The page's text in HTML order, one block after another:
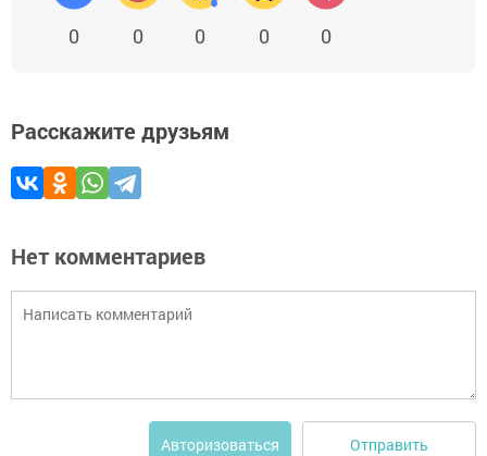
0 0 0 0 0
Расскажите друзьям
Нет комментариев
Авторизоваться Отправить